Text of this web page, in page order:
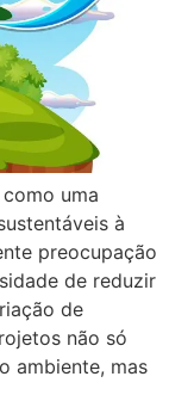
uma
à
preocupação
de reduzir
de
não só
ambiente, mas